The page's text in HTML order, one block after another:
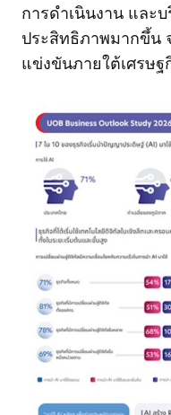
การดำเนินงาน และ
ประสิทธิภาพมากขึ้น
แข่งขันภายใต้เศรษ